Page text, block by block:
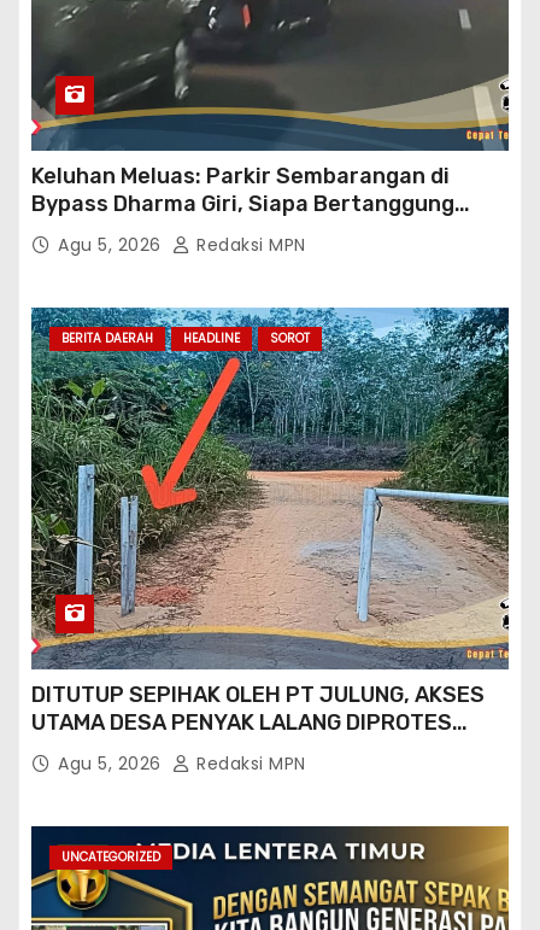
Keluhan Meluas: Parkir Sembarangan di
Bypass Dharma Giri, Siapa Bertanggung
Jawab?
Agu 5, 2026 Redaksi MPN
BERITA DAERAH HEADLINE SOROT
DITUTUP SEPIHAK OLEH PT JULUNG, AKSES
UTAMA DESA PENYAK LALANG DIPROTES
KADES DAN GPN 08
Agu 5, 2026 Redaksi MPN
UNCATEGORIZED